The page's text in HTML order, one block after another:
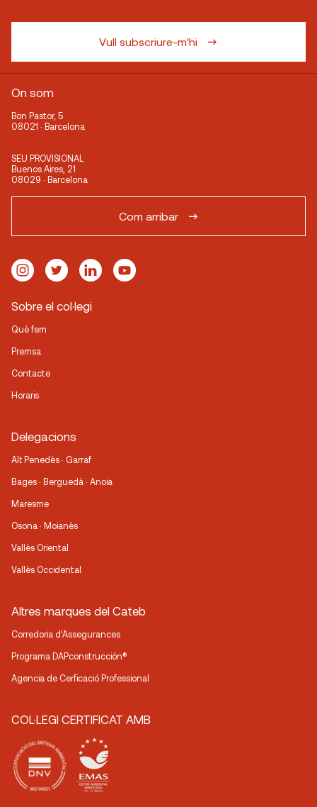
Vull subscriure-m'hi
On som
Bon Pastor, 5
08021 · Barcelona
SEU PROVISIONAL
Buenos Aires, 21
08029 · Barcelona
Com arribar
Sobre el col·legi
Què fem
Premsa
Contacte
Horaris
Delegacions
Alt Penedès · Garraf
Bages · Berguedà · Anoia
Maresme
Osona · Moianès
Vallès Oriental
Vallès Occidental
Altres marques del Cateb
Corredoria d’Assegurances
Programa DAPconstrucción®
Agencia de Cerficació Professional
COL·LEGI CERTIFICAT AMB